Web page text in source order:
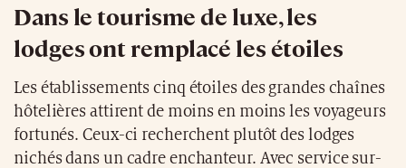
Dans le tourisme de luxe, les
lodges ont remplacé les étoiles
Les établissements cinq étoiles des grandes chaînes
hôtelières attirent de moins en moins les voyageurs
fortunés. Ceux-ci recherchent plutôt des lodges
nichés dans un cadre enchanteur. Avec service sur-